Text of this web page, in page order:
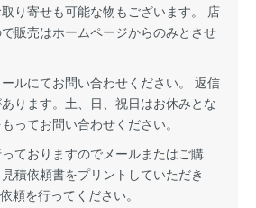
り寄せも可能な物もございます。 店
販売はホームページからのみとさせ
ルにてお問い合わせください。 返信
ります。土、日、祝日はお休みとな
ってお問い合わせください。
ておりますのでメールまたはご購
積依頼書をプリントしていただき
頼を行ってください。